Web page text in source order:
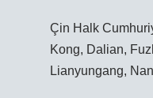
Çin Halk
Kong, Dalian,
Lianyungang,